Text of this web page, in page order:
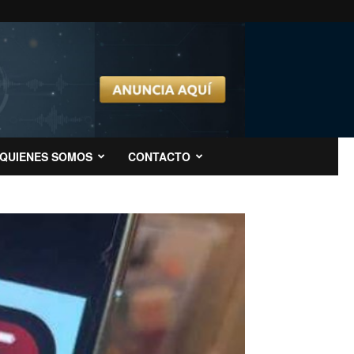
QUIENES SOMOS CONTACTO